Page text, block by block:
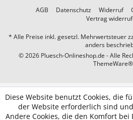
AGB Datenschutz Widerruf
Vertrag
* Alle Preise inkl. gesetzl. Mehrwertsteuer
anders
© 2026 Pluesch-Onlineshop.de - Alle
ThemeWare®
Diese Website benutzt Cookies, die
der Website erforderlich sind
Andere Cookies, die den Komfort